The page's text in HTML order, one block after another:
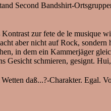
Bandshirt-
zur fete de le musique
aber nicht auf Rock,
in dem ein Kammerjäger
schmieren, gesignt.
daß...?-Charakter. Egal.